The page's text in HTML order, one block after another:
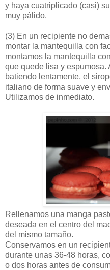
y haya cuatriplicado (casi)
muy pálido.
(3) En un recipiente no
montar la mantequilla con
montamos la mantequilla
que quede lisa y espumosa.
batiendo lentamente, el
italiano de forma suave y
Utilizamos de inmediato.
Rellenamos una manga
deseada en el centro del
del mismo tamaño.
Conservamos en un
durante unas 36-48 horas,
o dos horas antes de